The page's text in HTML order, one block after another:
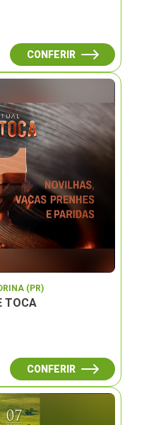
CONFERIR
(PR)
TOCA
CONFERIR